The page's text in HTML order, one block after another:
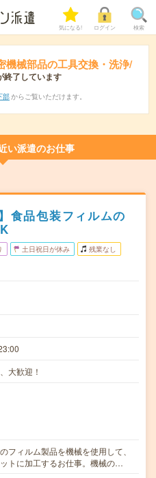
気になる! ログイン 検索
機械部品の工具交換・洗浄/
終了しています
部 からご覧いただけます。
い派遣のお仕事
食品包装フィルムの
土日祝日が休み 残業なし
大歓迎！
フィルム製品を機械を使用して、
トに加工するお仕事。機械の…